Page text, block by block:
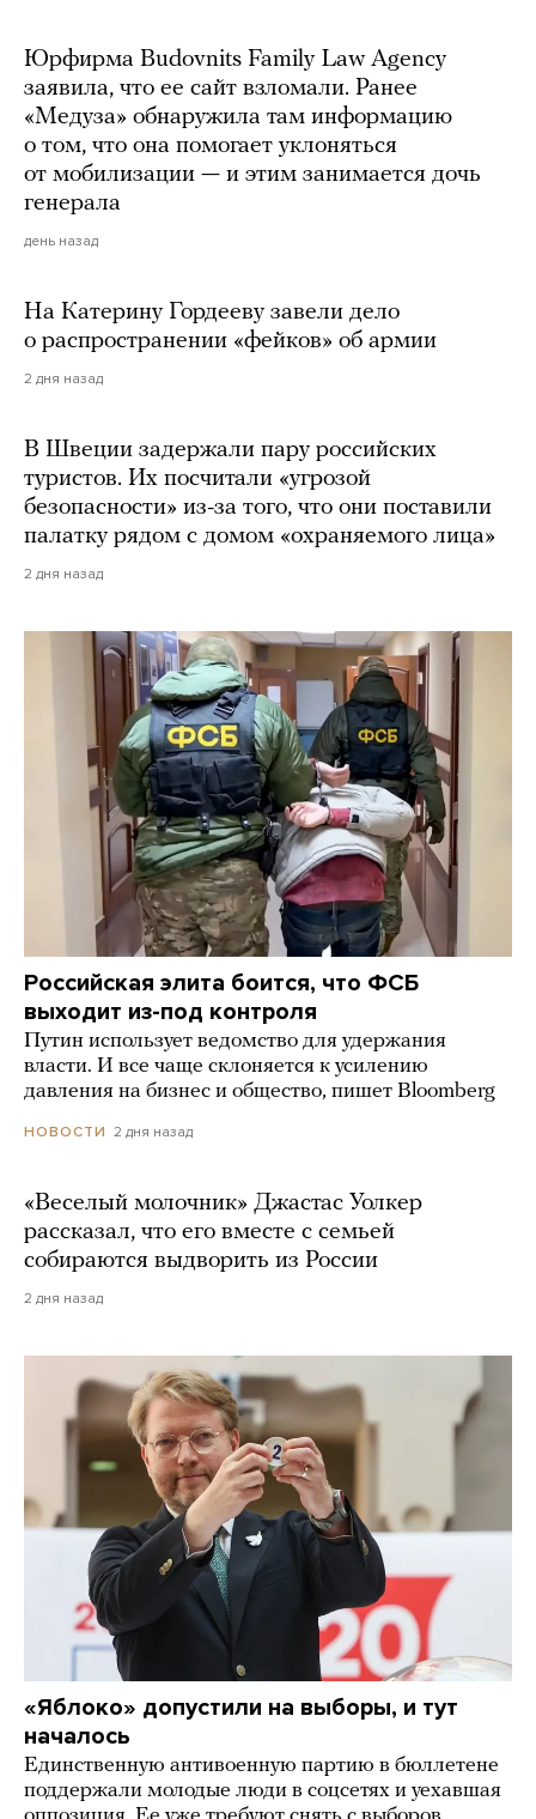
Юрфирма Budovnits Family Law Agency
заявила, что ее сайт взломали. Ранее
«Медуза» обнаружила там информацию
о том, что она помогает уклоняться
от мобилизации — и этим занимается дочь
генерала
день назад
На Катерину Гордееву завели дело
о распространении «фейков» об армии
2 дня назад
В Швеции задержали пару российских
туристов. Их посчитали «угрозой
безопасности» из-за того, что они поставили
палатку рядом с домом «охраняемого лица»
2 дня назад
Российская элита боится, что ФСБ
выходит из-под контроля
Путин использует ведомство для удержания
власти. И все чаще склоняется к усилению
давления на бизнес и общество, пишет Bloomberg
НОВОСТИ 2 дня назад
«Веселый молочник» Джастас Уолкер
рассказал, что его вместе с семьей
собираются выдворить из России
2 дня назад
«Яблоко» допустили на выборы, и тут
началось
Единственную антивоенную партию в бюллетене
поддержали молодые люди в соцсетях и уехавшая